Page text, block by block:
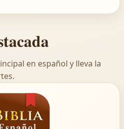
en español y lleva la